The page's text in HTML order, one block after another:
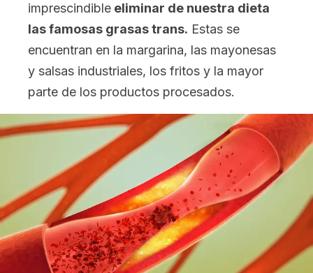
imprescindible eliminar de nuestra dieta
las famosas grasas trans. Estas se
encuentran en la margarina, las mayonesas
y salsas industriales, los fritos y la mayor
parte de los productos procesados.